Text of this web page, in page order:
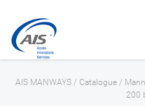
AIS MANWAYS / Catalogue /
200